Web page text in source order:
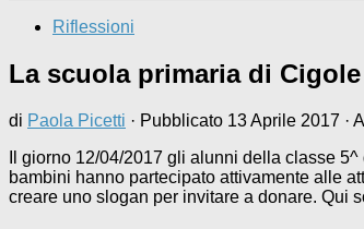
Riflessioni
La scuola primaria di
di Paola Picetti · Pubblicato 13 Aprile 2017 ·
Il giorno 12/04/2017 gli alunni della classe
bambini hanno partecipato attivamente alle
creare uno slogan per invitare a donare. Qui